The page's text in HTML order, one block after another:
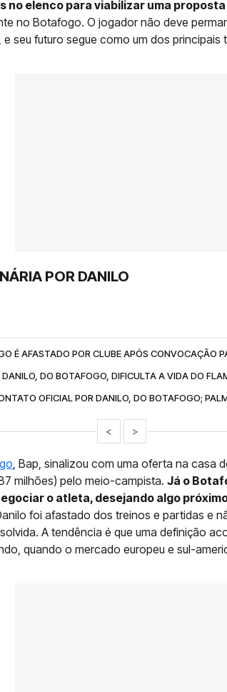
no elenco para viabilizar uma proposta
no Botafogo. O jogador não deve
seu futuro segue como um dos principais
POR DANILO
É AFASTADO POR CLUBE APÓS CONVOCAÇÃO
DO BOTAFOGO, DIFICULTA A VIDA DO
OFICIAL POR DANILO, DO BOTAFOGO;
< >
, Bap, sinalizou com uma oferta na casa
milhões) pelo meio-campista. Já o
o atleta, desejando algo
foi afastado dos treinos e partidas e
A tendência é que uma definição
quando o mercado europeu e sul-